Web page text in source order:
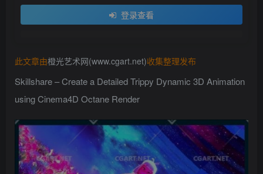
登录查看
此文章由橙光艺术网(www.cgart.net)收集整理发布
Skillshare – Create a Detailed Trippy Dynamic 3D Animation
using Cinema4D Octane Render
用户名/手机号/邮箱
记住登录 找回密码
登录
社交账号登录
QQ登录